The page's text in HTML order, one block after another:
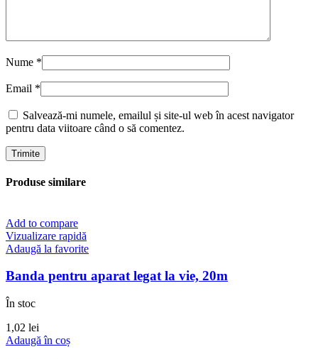
Nume *
Email *
Salvează-mi numele, emailul și site-ul web în acest navigator
pentru data viitoare când o să comentez.
Produse similare
Add to compare
Vizualizare rapidă
Adaugă la favorite
Banda pentru aparat legat la vie, 20m
În stoc
1,02 lei
Adaugă în coș